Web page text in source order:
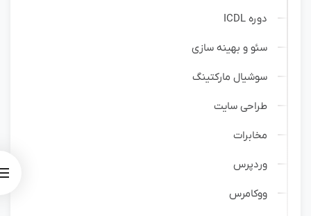
دوره ICDL
سئو و بهینه سازی
سوشیال مارکتینگ
طراحی سایت
مخابرات
وردپرس
ووکامرس